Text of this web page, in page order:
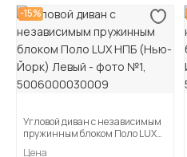
-15%
Угловой диван с независимым
пружинным блоком Поло LUX
Цена